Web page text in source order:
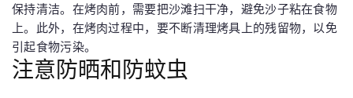
保持清洁。在烤肉前，需要把沙滩扫干净，避免沙子粘在食物
上。此外，在烤肉过程中，要不断清理烤具上的残留物，以免
引起食物污染。
注意防晒和防蚊虫